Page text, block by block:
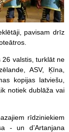
pavisam drīz
valstis, turklāt ne
ASV, Ķīna,
kopijas latviešu,
notiek dublāža vai
rīdziniekiem
- un d’Artanjana